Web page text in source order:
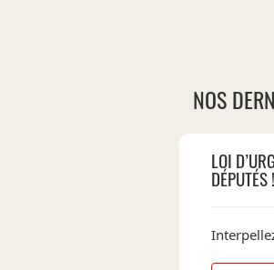
NOS
LOI
DÉPUTÉS !